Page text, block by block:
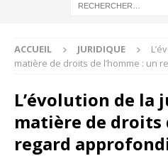
ACCUEIL JURIDIQUE
matière de droits de l’homme : un
L’évolution de la
matière de droits
regard